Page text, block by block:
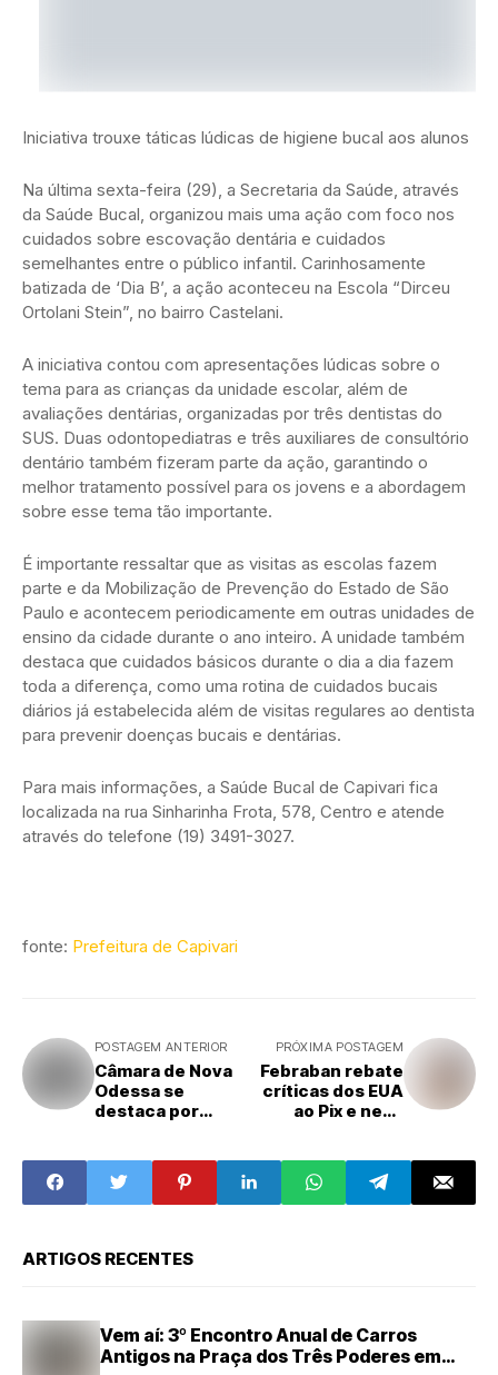
Iniciativa trouxe táticas lúdicas de higiene bucal aos alunos
Na última sexta-feira (29), a Secretaria da Saúde, através
da Saúde Bucal, organizou mais uma ação com foco nos
cuidados sobre escovação dentária e cuidados
semelhantes entre o público infantil. Carinhosamente
batizada de ‘Dia B’, a ação aconteceu na Escola “Dirceu
Ortolani Stein”, no bairro Castelani.
A iniciativa contou com apresentações lúdicas sobre o
tema para as crianças da unidade escolar, além de
avaliações dentárias, organizadas por três dentistas do
SUS. Duas odontopediatras e três auxiliares de consultório
dentário também fizeram parte da ação, garantindo o
melhor tratamento possível para os jovens e a abordagem
sobre esse tema tão importante.
É importante ressaltar que as visitas as escolas fazem
parte e da Mobilização de Prevenção do Estado de São
Paulo e acontecem periodicamente em outras unidades de
ensino da cidade durante o ano inteiro. A unidade também
destaca que cuidados básicos durante o dia a dia fazem
toda a diferença, como uma rotina de cuidados bucais
diários já estabelecida além de visitas regulares ao dentista
para prevenir doenças bucais e dentárias.
Para mais informações, a Saúde Bucal de Capivari fica
localizada na rua Sinharinha Frota, 578, Centro e atende
através do telefone (19) 3491-3027.
fonte: Prefeitura de Capivari
POSTAGEM ANTERIOR
Câmara de Nova
Odessa se
destaca por
custo legislativo
da região
PRÓXIMA POSTAGEM
Febraban rebate
críticas dos EUA
ao Pix e nega
ARTIGOS RECENTES
Vem aí: 3º Encontro Anual de Carros
Antigos na Praça dos Três Poderes em